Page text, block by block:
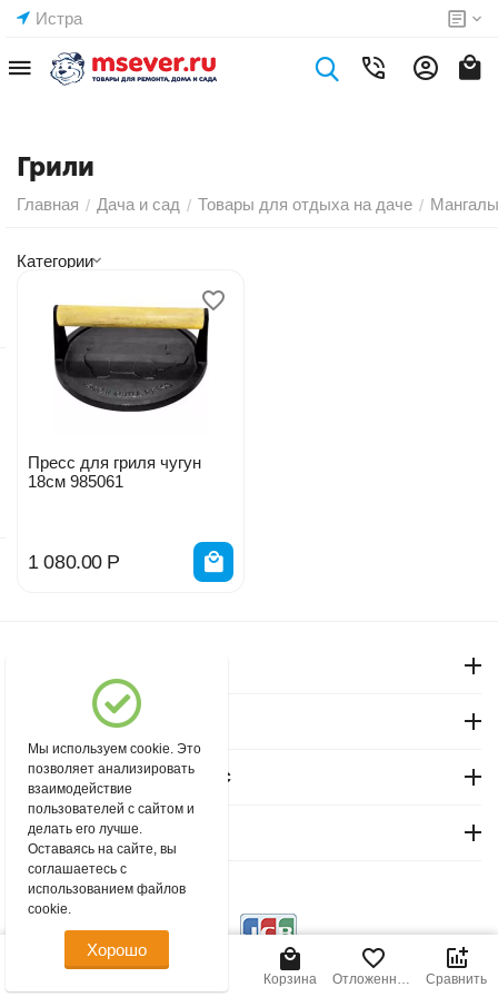
Истра
Грили
Главная / Дача и сад / Товары для отдыха на даче /
Категории
Пресс для гриля чугун
18см 985061
1 080.00 Р
Магазин "Северный"
Покупательский сервис
Контакты
© 2004 - 2026 msever.ru.
Корзина
Отложенные
Сравнить
Мы используем cookie. Это
позволяет анализировать
взаимодействие
пользователей с сайтом и
делать его лучше.
Оставаясь на сайте, вы
соглашаетесь с
использованием файлов
cookie.
Хорошо